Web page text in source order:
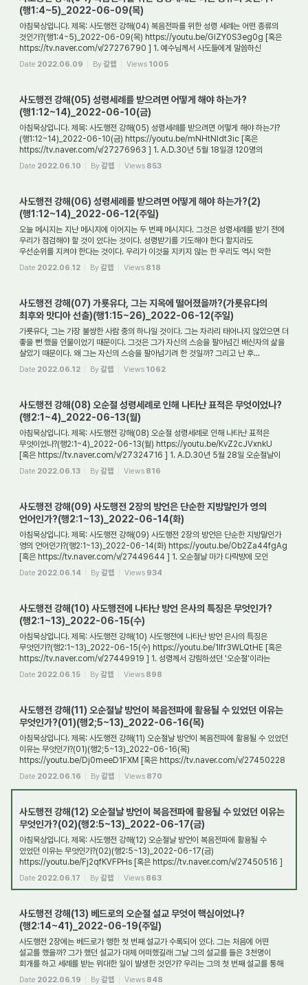
(행1:4~5)_2022-06-09(목)
아침묵상입니다. 제목: 사도행전 강해(04) 복음전파를 위한 성령 세례는 어떤 종류의
것인가?(행1:4~5)_2022-06-09(목) https://youtu.be/GlZY0S3eg0g [혹은
https://tv.naver.com/v/27276790 ] 1. 예수님께서 사도들에게 말씀하신
'아버지의 약속'은 무엇을 ...
Date 2022.06.09 By갈렙 Views 1005
사도행전 강해(05) 성령세례를 받으려면 어떻게 해야 하는가?
(행1:12~14)_2022-06-10(금)
아침묵상입니다. 제목: 사도행전 강해(05) 성령세례를 받으려면 어떻게 해야 하는가?
(행1:12~14)_2022-06-10(금) https://youtu.be/mNHtNldt3ic [혹은
https://tv.naver.com/v/27276963 ] 1. A.D.30년 5월 18일경 120명의
성도들은 왜 [마가의] 다락방에 모였...
Date 2022.06.10 By갈렙 Views 853
사도행전 강해(06) 성령세례를 받으려면 어떻게 해야 하는가?(2)
(행1:12~14)_2022-06-12(주일)
오늘 메시지는 지난 메시지에 이어지는 두 번째 메시지다. 그것은 성령세례를 받기 전에
우리가 점검해야 할 것이 있다는 것이다. 성령받기를 기도해야 한다 할지라도
우선순위를 지켜야 한다는 것이다. 우리가 이것을 지키지 않는 한 우리도 역시 악한
영들에...
Date 2022.06.12 By갈렙 Views 818
사도행전 강해(07) 가룟유다, 그는 지옥에 떨어졌을까?(가룟유다의
최후와 맛디아 선출)(행1:15~26)_2022-06-12(주일)
가룟유다, 그는 가장 불쌍한 사람 중의 하나일 것이다. 그는 차라리 태어나지 않았으면 더
좋을 뻔 했을 인물이었기 때문이다. 그것은 그가 자신의 스승을 팔아넘긴 배신자의 삶을
살았기 때문이다. 왜 그는 자신의 스승을 팔아넘기려 한 것일까? 그리고 난 후...
Date 2022.06.12 By갈렙 Views 1062
사도행전 강해(08) 오순절 성령세례로 인해 나타난 표적은 무엇이었나?
(행2:1~4)_2022-06-13(월)
아침묵상입니다. 제목: 사도행전 강해(08) 오순절 성령세례로 인해 나타난 표적은
무엇이었나?(행2:1~4)_2022-06-13(월) https://youtu.be/KvZ2cJVxnkU
[혹은 https://tv.naver.com/v/27324716 ] 1. A.D.30년 5월 28일 오순절날이
되자 마가 다락방에 어떤 일...
Date 2022.06.13 By갈렙 Views 816
사도행전 강해(09) 사도행전 2장의 방언은 단순한 지방말인가 영의
언어인가?(행2:1~13)_2022-06-14(화)
아침묵상입니다. 제목: 사도행전 강해(09) 사도행전 2장의 방언은 단순한 지방말인가
영의 언어인가?(행2:1~13)_2022-06-14(화) https://youtu.be/Ob2Za44fgAg
[혹은 https://tv.naver.com/v/27449644 ] 1. 오순절날 마가 다락방에 모인
성도들에게 성령세례로...
Date 2022.06.14 By갈렙 Views 934
사도행전 강해(10) 사도행전에 나타난 방언 은사의 특징은 무엇인가?
(행2:1~13)_2022-06-15(수)
아침묵상입니다. 제목: 사도행전 강해(10) 사도행전에 나타난 방언 은사의 특징은
무엇인가?(행2:1~13)_2022-06-15(수) https://youtu.be/1Ifr3WLQtHE [혹은
https://tv.naver.com/v/27449919 ] 1. 성령께서 강림하셨던 '오순절'이라는
절기는 어떤 절기이며, ...
Date 2022.06.15 By갈렙 Views 898
사도행전 강해(11) 오순절날 방언이 복음전파에 활용될 수 있었던 이유는
무엇인가?(01)(행2;5~13)_2022-06-16(목)
아침묵상입니다. 제목: 사도행전 강해(11) 오순절날 방언이 복음전파에 활용될 수 있었던
이유는 무엇인가?(01)(행2;5~13)_2022-06-16(목)
https://youtu.be/Dj0meeD1FXM [혹은 https://tv.naver.com/v/27450228
] 1. 오순절날 방언이 복음전파에 직접적으로 ...
Date 2022.06.16 By갈렙 Views 870
사도행전 강해(12) 오순절날 방언이 복음전파에 활용될 수 있었던 이유는
무엇인가?(02)(행2:5~13)_2022-06-17(금)
아침묵상입니다. 제목: 사도행전 강해(12) 오순절날 방언이 복음전파에 활용될 수
있었던 이유는 무엇인가?(02)(행2:5~13)_2022-06-17(금)
https://youtu.be/Fj2qfKVFPHs [혹은 https://tv.naver.com/v/27450516 ]
1. 방언 통역의 은사란 어떤 것인가? 방언 통...
Date 2022.06.17 By갈렙 Views 863
사도행전 강해(13) 베드로의 오순절 설교 무엇이 핵심이었나?
(행2:14~41)_2022-06-19(주일)
사도행전 2장에는 베드로가 행한 첫 번째 설교가 수록되어 있다. 그는 처음에 어떤
설교를 했을까? 그가 했던 설교가 대체 어떠했길래 그날 그의 설교를 들은 3천명이
회개를 하고 세례를 받는 위대한 일이 발생한 것인가? 우리는 그의 첫 번째 설교를 통해
오...
Date 2022.06.19 By갈렙 Views 848